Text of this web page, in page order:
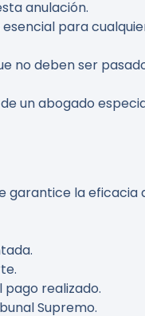
anulación.
para
no deben ser
un abogado
garantice la eficacia
realizado.
Supremo.